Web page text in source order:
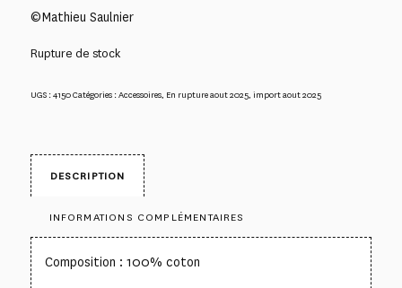
©Mathieu Saulnier
Rupture de stock
UGS :4150Catégories :Accessoires, En rupture aout 2025, import aout 2025
DESCRIPTION
INFORMATIONS COMPLÉMENTAIRES
Composition : 100% coton